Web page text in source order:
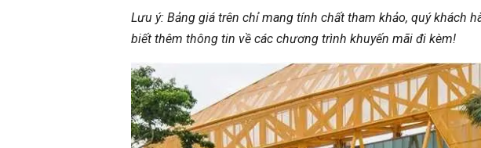
Lưu ý: Bảng giá trên chỉ mang tính chất tham khảo, quý khách
biết thêm thông tin về các chương trình khuyến mãi đi kèm!